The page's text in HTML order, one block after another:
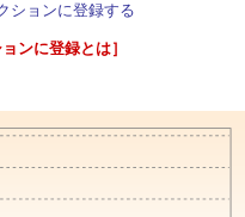
ションに登録する
ョンに登録とは］